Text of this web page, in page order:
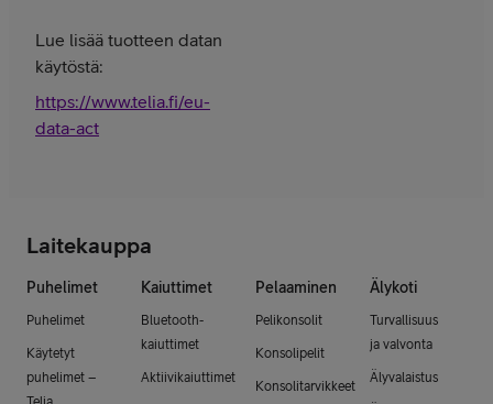
Lue lisää tuotteen datan
käytöstä:
https://www.telia.fi/eu-
data-act
Laitekauppa
Puhelimet
Puhelimet
Käytetyt
puhelimet –
Kaiuttimet
Bluetooth-
kaiuttimet
Aktiivikaiuttimet
Pelaaminen
Pelikonsolit
Konsolipelit
Konsolitarvikkeet
Älykoti
Turvallisuus
ja valvonta
Älyvalaistus